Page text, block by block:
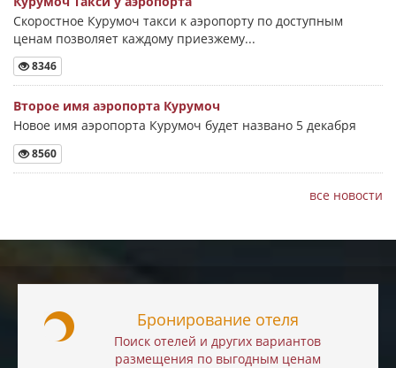
Скоростное Курумоч такси к аэропорту по доступным
ценам позволяет каждому приезжему...
8346
Второе имя аэропорта Курумоч
Новое имя аэропорта Курумоч будет названо 5 декабря
8560
все новости
Бронирование отеля
Поиск отелей и других вариантов
размещения по выгодным ценам